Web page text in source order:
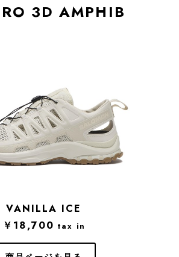
3D AMPHIB
VANILLA ICE
￥18,700 tax in